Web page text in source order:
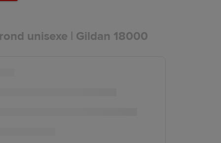
unisexe | Gildan 18000